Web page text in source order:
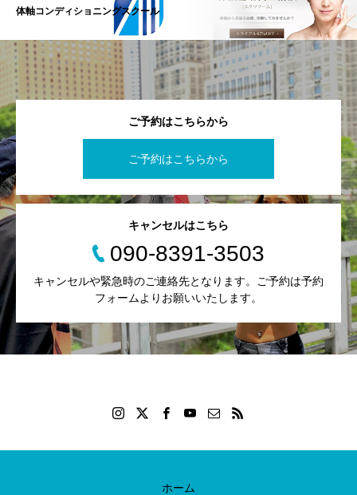
体軸コンディショニングスクール
ご予約はこちらから
ご予約はこちらから
キャンセルはこちら
090-8391-3503
キャンセルや緊急時のご連絡先となります。ご予約は予約
フォームよりお願いいたします。
ホーム